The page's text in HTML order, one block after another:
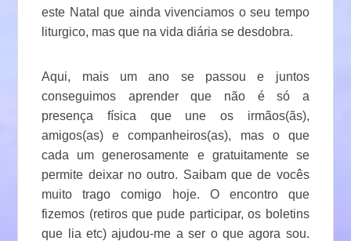
este Natal que ainda vivenciamos o seu tempo
liturgico, mas que na vida diária se desdobra.
Aqui, mais um ano se passou e juntos
conseguimos aprender que não é só a
presença física que une os irmãos(ãs),
amigos(as) e companheiros(as), mas o que
cada um generosamente e gratuitamente se
permite deixar no outro. Saibam que de vocês
muito trago comigo hoje. O encontro que
fizemos (retiros que pude participar, os boletins
que lia etc) ajudou-me a ser o que agora sou.